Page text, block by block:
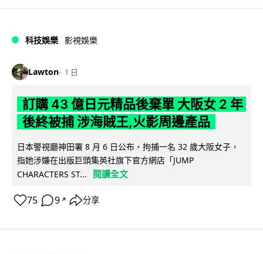
科技娛樂 影視娛樂
Lawton 1 日
訂購 43 億日元精品後棄單 大阪女 2 年
後終被捕 涉海賊王,火影周邊產品
日本警視廳神田署 8 月 6 日公布，拘捕一名 32 歲大阪女子，
指她涉嫌在出版巨頭集英社旗下官方網店「JUMP
CHARACTERS ST...
閱讀全文
75 9 ↗ 分享